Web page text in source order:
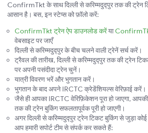
ConfirmTkt के साथ दिल्ली से करिम्मदुद्पुर तक की ट्रेन
आसान है। बस, इन स्टेप्स को फ़ॉलो करें:
ConfirmTkt ट्रेन ऐप डाउनलोड करेंया
वेबसाइट पर जाएँ
दिल्ली से करिम्मदुद्पुर के बीच चलने वाली ट्रेनें सर्च करें।
ट्रैवल की तारीख, दिल्ली से करिम्मदुद्पुर तक की ट्रेन
पर अपनी पसंदीदा ट्रेन चुनें।
यात्री विवरण भरें और भुगतान करें।
भुगतान के बाद अपने IRCTC क्रेडेंशियल्स वेरिफ़ाई करें।
जैसे ही आपका IRCTC वेरिफ़िकेशन पूरा हो जाएगा, आपकी
तक की ट्रेन बुकिंग सफलतापूर्वक पूरी हो जाएगी।
अगर दिल्ली से करिम्मदुद्पुर ट्रेन टिकट बुकिंग से जुड़ा कोई
आप हमारी सपोर्ट टीम से संपर्क कर सकते हैं: